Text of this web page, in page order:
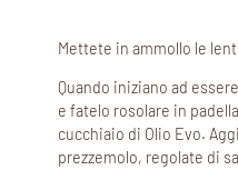
Mettete in ammollo le
Quando iniziano ad
e fatelo rosolare in
cucchiaio di Olio Evo.
prezzemolo, regolate di